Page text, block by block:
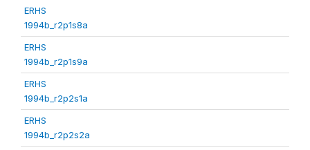
ERHS
1994b_r2p1s8a
ERHS
1994b_r2p1s9a
ERHS
1994b_r2p2s1a
ERHS
1994b_r2p2s2a